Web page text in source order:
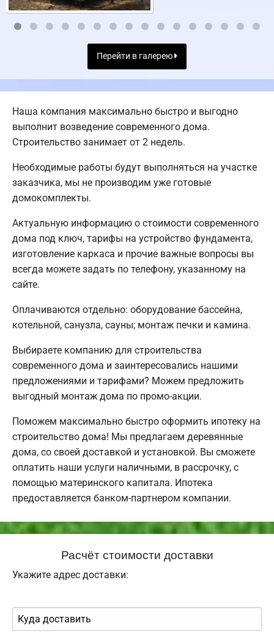
Перейти в галерею
Наша компания максимально быстро и выгодно
выполнит возведение современного дома.
Строительство занимает от 2 недель.
Необходимые работы будут выполняться на участке
заказчика, мы не производим уже готовые
домокомплекты.
Актуальную информацию о стоимости современного
дома под ключ, тарифы на устройство фундамента,
изготовление каркаса и прочие важные вопросы вы
всегда можете задать по телефону, указанному на
сайте.
Оплачиваются отдельно: оборудование бассейна,
котельной, санузла, сауны; монтаж печки и камина.
Выбираете компанию для строительства
современного дома и заинтересовались нашими
предложениями и тарифами? Можем предложить
выгодный монтаж дома по промо-акции.
Поможем максимально быстро оформить ипотеку на
строительство дома! Мы предлагаем деревянные
дома, со своей доставкой и установкой. Вы сможете
оплатить наши услуги наличными, в рассрочку, с
помощью материнского капитала. Ипотека
предоставляется банком-партнером компании.
Расчёт стоимости доставки
Укажите адрес доставки: